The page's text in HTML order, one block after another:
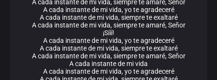
A cada instante de mi vida, siempre te amaré, Señor
A cada instante de mi vida, yo te agradeceré
A cada instante de mi vida, siempre te exaltaré
A cada instante de mi vida, siempre te amaré, Señor
¡Sííí!
A cada instante de mi vida, yo te agradeceré
A cada instante de mi vida, siempre te exaltaré
A cada instante de mi vida, siempre te amaré, Señor
A cada instante de mi vida
A cada instante de mi vida, yo te agradeceré